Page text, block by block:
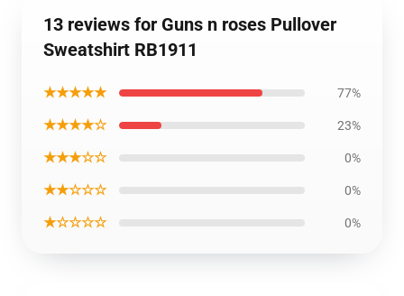
13 reviews for Guns n roses Pullover
Sweatshirt RB1911
★★★★★ 77%
★★★★☆ 23%
★★★☆☆ 0%
★★☆☆☆ 0%
★☆☆☆☆ 0%